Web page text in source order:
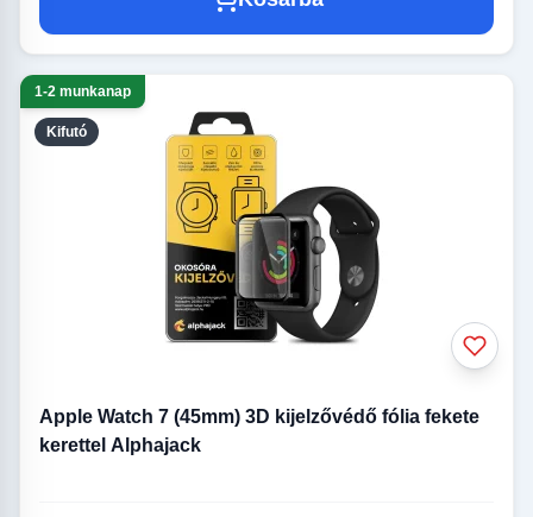
Kifutó
1-2 munkanap
Apple Watch 7 (45mm) 3D kijelzővédő fólia fekete
kerettel Alphajack